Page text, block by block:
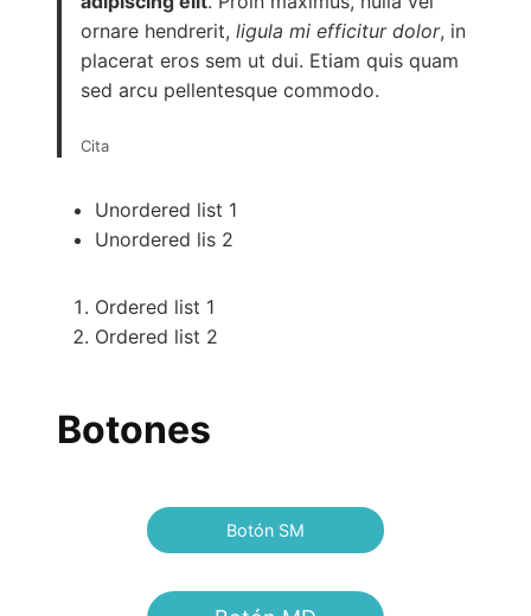
ornare hendrerit, ligula mi efficitur dolor, in
placerat eros sem ut dui. Etiam quis quam
sed arcu pellentesque commodo.
Cita
Unordered list 1
Unordered lis 2
Ordered list 1
Ordered list 2
Botones
Botón SM